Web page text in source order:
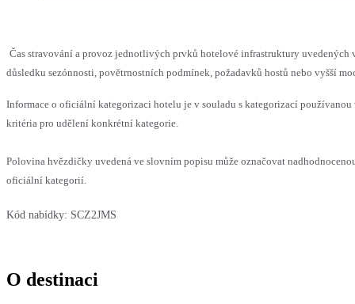
Čas stravování a provoz jednotlivých prvků hotelové infrastruktury uvedených
důsledku sezónnosti, povětrnostních podmínek, požadavků hostů nebo vyšší
Informace o oficiální kategorizaci hotelu je v souladu s kategorizací
kritéria pro udělení konkrétní kategorie.
Polovina hvězdičky uvedená ve slovním popisu může označovat
oficiální kategorií.
Kód nabídky: SCZ2JMS
O destinaci